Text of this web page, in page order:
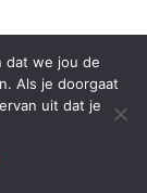
WordPress.
dat we jou de
Als je doorgaat
uit dat je